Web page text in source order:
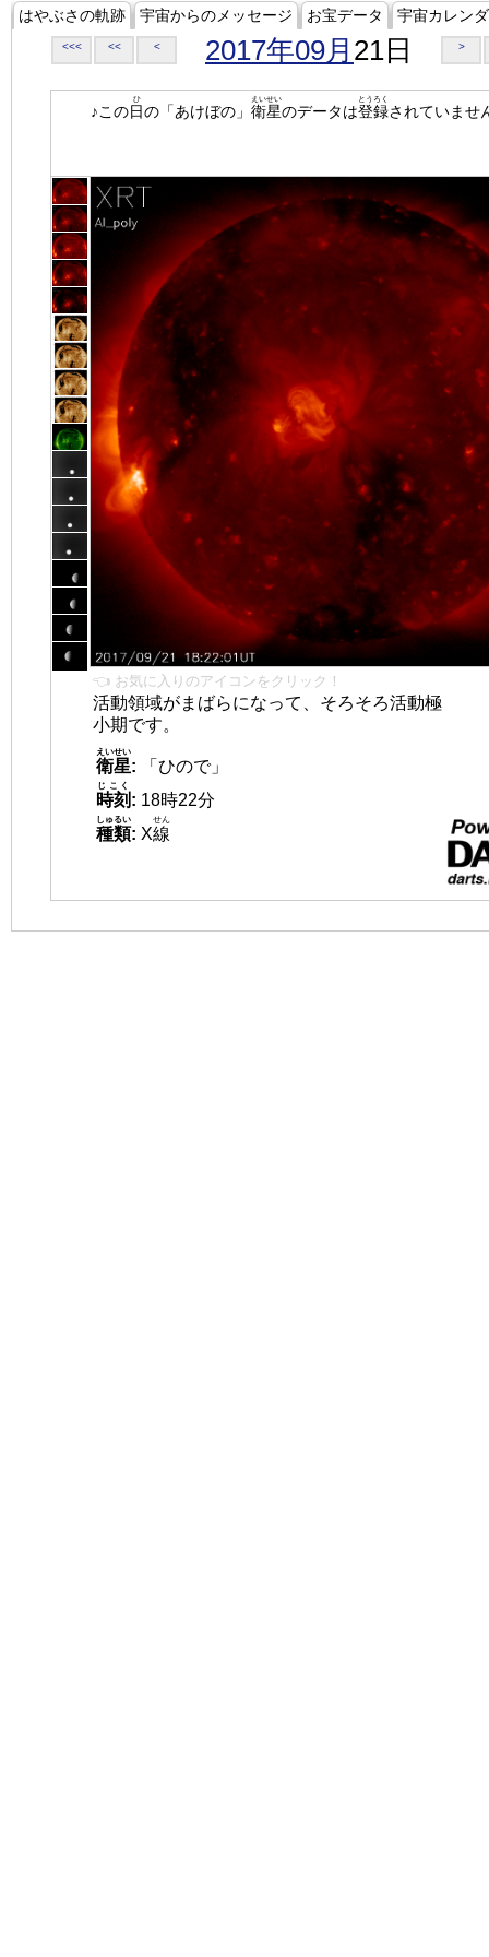
はやぶさの軌跡 宇宙からのメッセージ お宝データ 宇宙カレン
<<< << < 2017年09月 21日 >
♪この日
ひ
の「あけぼの」 衛星
えいせい
のデータは登録
とうろく
されていませ
👈 お気に入りのアイコンをクリック！
活動領域がまばらになって、そろそろ活動極
小期です。
衛星
えいせい
:
「ひので」
時刻
じこく
: 18時22分
種類
しゅるい
: X線
せん